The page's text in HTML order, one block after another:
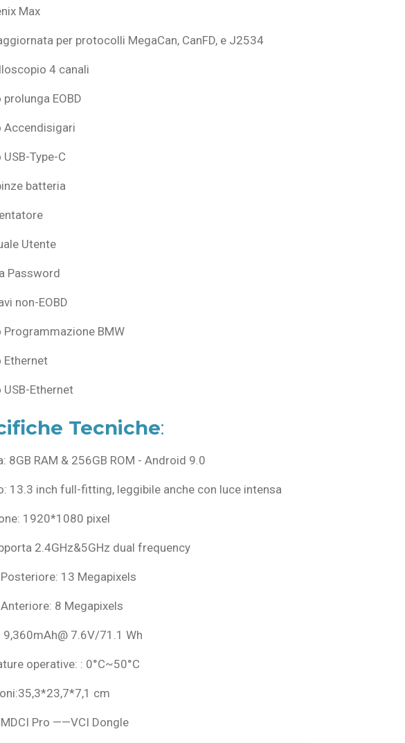
Max
per protocolli MegaCan, CanFD, e J2534
4 canali
prolunga EOBD
Accendisigari
USB-Type-C
batteria
Utente
Password
non-EOBD
Programmazione BMW
Ethernet
USB-Ethernet
Tecniche:
8GB RAM & 256GB ROM - Android 9.0
13.3 inch full-fitting, leggibile anche con luce intensa
1920*1080 pixel
2.4GHz&5GHz dual frequency
13 Megapixels
8 Megapixels
9,360mAh@ 7.6V/71.1 Wh
operative: : 0°C~50°C
cm
Pro ——VCI Dongle